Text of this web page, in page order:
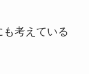
考えている